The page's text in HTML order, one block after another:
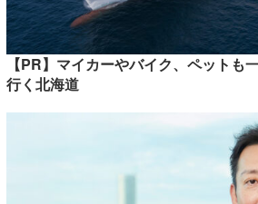
【PR】マイカーやバイク、ペットも
行く北海道